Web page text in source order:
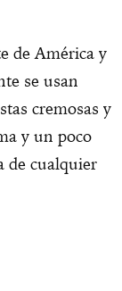
de América y
se usan
cremosas y
y un poco
de cualquier